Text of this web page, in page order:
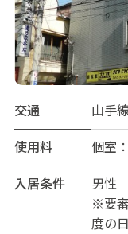
交通
山手
使用料
個室
入居条件
男性
※要
度の